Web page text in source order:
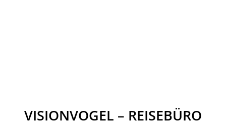
VISIONVOGEL – REISEBÜRO